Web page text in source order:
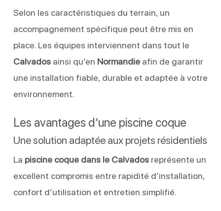
Selon les caractéristiques du terrain, un
accompagnement spécifique peut être mis en
place. Les équipes interviennent dans tout le
Calvadosainsi qu’en Normandieafin de garantir
une installation fiable, durable et adaptée à votre
environnement.
Les avantages d’une piscine coque
Une solution adaptée aux projets résidentiels
La piscine coque dans le Calvadosreprésente un
excellent compromis entre rapidité d’installation,
confort d’utilisation et entretien simplifié.